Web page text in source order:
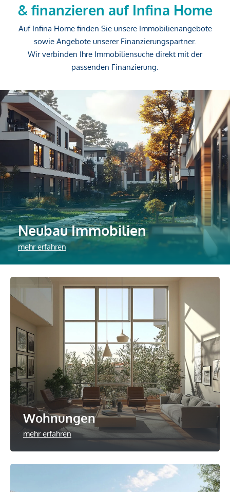
& finanzieren auf Infina Home
Auf Infina Home finden Sie unsere Immobilienangebote
sowie Angebote unserer Finanzierungspartner.
Wir verbinden Ihre Immobiliensuche direkt mit der
passenden Finanzierung.
Neubau Immobilien
mehr erfahren
Wohnungen
mehr erfahren